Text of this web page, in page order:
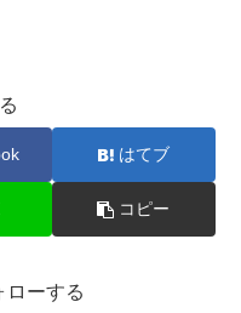
はてブ
コピー
ローする